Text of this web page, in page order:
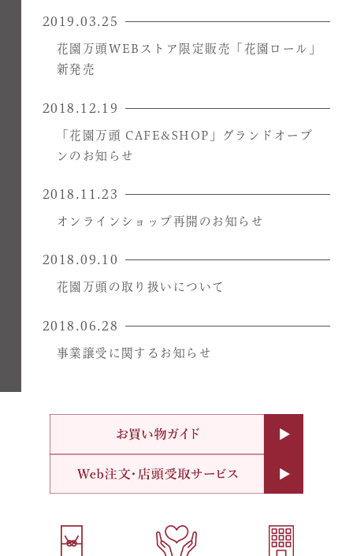
2019.03.25
花園万頭WEBストア限定販売「花園ロール」
新発売
2018.12.19
「花園万頭 CAFE&SHOP」グランドオープ
ンのお知らせ
2018.11.23
オンラインショップ再開のお知らせ
2018.09.10
花園万頭の取り扱いについて
2018.06.28
事業譲受に関するお知らせ